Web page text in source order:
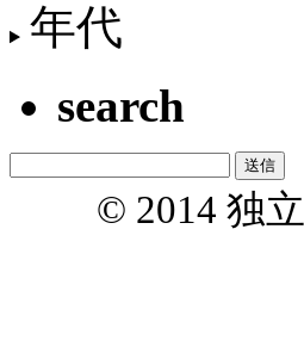
年代
search
© 2014 独